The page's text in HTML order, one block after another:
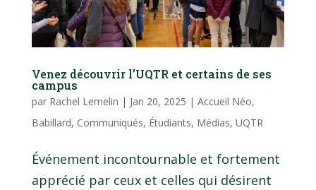
Venez découvrir l’UQTR et certains de ses
campus
par Rachel Lemelin | Jan 20, 2025 | Accueil Néo,
Babillard, Communiqués, Étudiants, Médias, UQTR
Événement incontournable et fortement
apprécié par ceux et celles qui désirent